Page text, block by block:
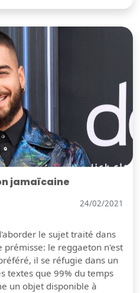
jamaïcaine
24/02/2021
le sujet traité dans
prémisse: le reggaeton n'est
il se réfugie dans un
textes que 99% du temps
un objet disponible à